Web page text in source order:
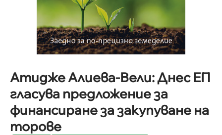
Атидже Алиева-Вели: Днес ЕП
гласува предложение за
финансиране за закупуване на
торове